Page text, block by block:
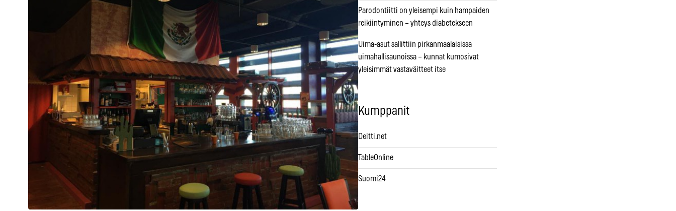
Parodontiitti on yleisempi kuin hampaiden
reikiintyminen – yhteys diabetekseen
Uima-asut sallittiin pirkanmaalaisissa
uimahallisaunoissa – kunnat kumosivat
yleisimmät vastaväitteet itse
Kumppanit
Deitti.net
TableOnline
Suomi24